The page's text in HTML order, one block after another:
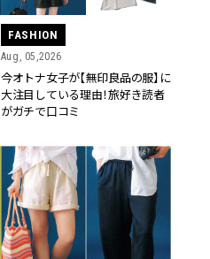
FASHION
Aug, 05,2026
今オトナ女子が【無印良品の服】に
大注目している理由！旅好き読者
がガチで口コミ